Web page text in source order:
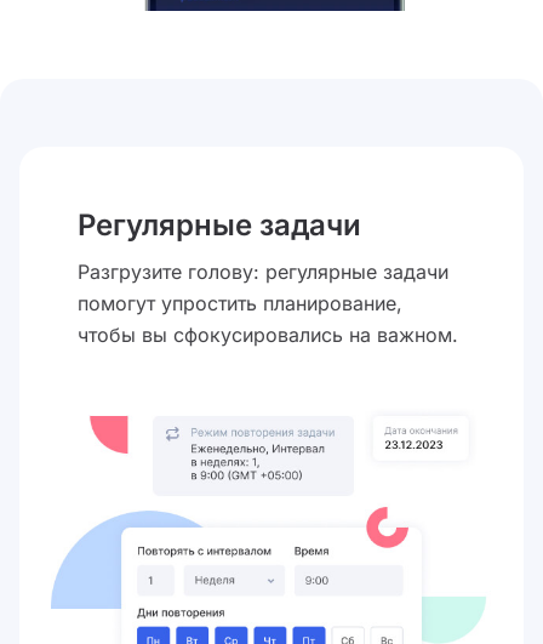
Регулярные задачи
Разгрузите голову: регулярные задачи
помогут упростить планирование,
чтобы вы сфокусировались на важном.